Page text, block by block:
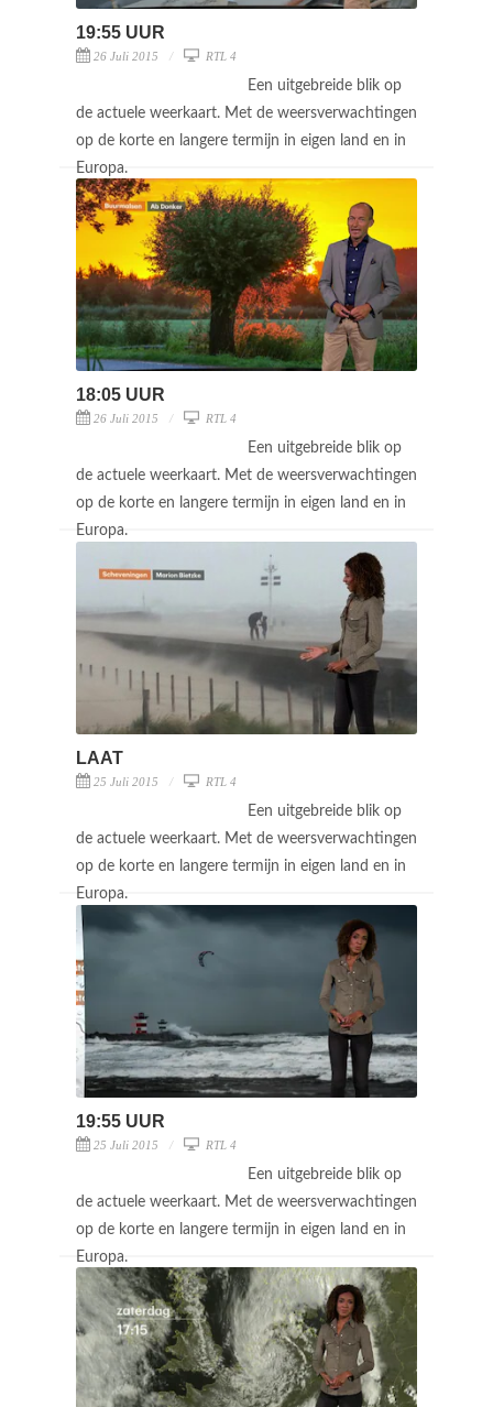
19:55 UUR
26 Juli 2015 RTL 4
Een uitgebreide blik op
de actuele weerkaart. Met de weersverwachtingen
op de korte en langere termijn in eigen land en in
Europa.
18:05 UUR
26 Juli 2015 RTL 4
Een uitgebreide blik op
de actuele weerkaart. Met de weersverwachtingen
op de korte en langere termijn in eigen land en in
Europa.
LAAT
25 Juli 2015 RTL 4
Een uitgebreide blik op
de actuele weerkaart. Met de weersverwachtingen
op de korte en langere termijn in eigen land en in
Europa.
19:55 UUR
25 Juli 2015 RTL 4
Een uitgebreide blik op
de actuele weerkaart. Met de weersverwachtingen
op de korte en langere termijn in eigen land en in
Europa.